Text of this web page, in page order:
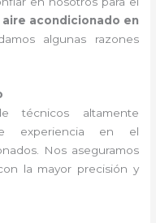
acondicionado en
algunas razones
técnicos altamente
experiencia en el
Nos aseguramos
la mayor precisión y